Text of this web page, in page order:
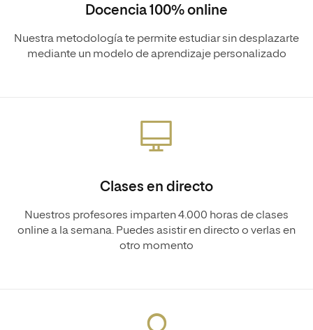
Docencia 100% online
Nuestra metodología te permite estudiar sin desplazarte
mediante un modelo de aprendizaje personalizado
Clases en directo
Nuestros profesores imparten 4.000 horas de clases
online a la semana. Puedes asistir en directo o verlas en
otro momento